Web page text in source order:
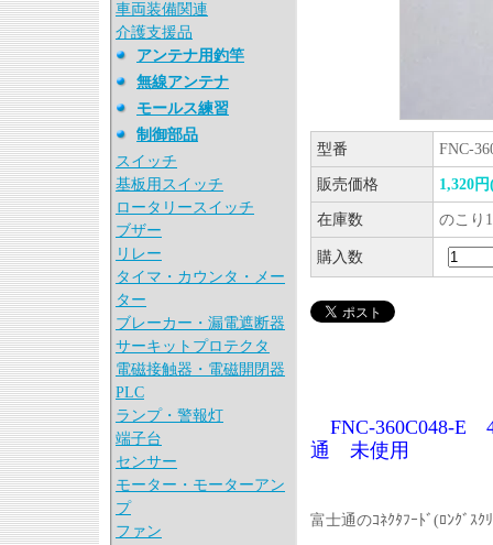
車両装備関連
介護支援品
アンテナ用釣竿
無線アンテナ
モールス練習
制御部品
スイッチ
基板用スイッチ
ロータリースイッチ
ブザー
リレー
タイマ・カウンタ・メー
ター
ブレーカー・漏電遮断器
サーキットプロテクタ
電磁接触器・電磁開閉器
PLC
ランプ・警報灯
端子台
センサー
モーター・モーターアン
プ
ファン
型番 FNC-
販売価格 1,320
在庫数 のこり
購入数
FNC-360C048-E
通 未使用
富士通のｺﾈｸﾀﾌｰﾄﾞ(ﾛﾝｸﾞｽｸ